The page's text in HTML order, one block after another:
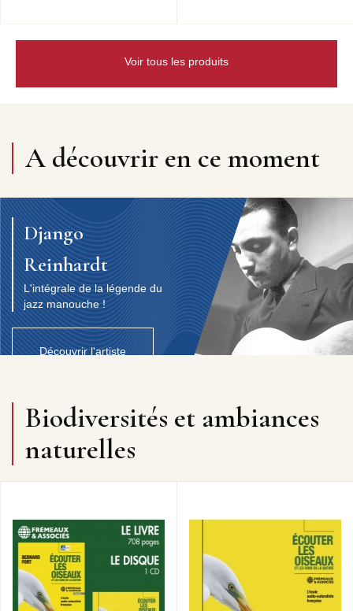
Voir tous les produits
A découvrir en ce moment
Django
Reinhardt
L'intégrale de la légende du
jazz manouche !
Découvrir l'artiste
Biodiversités et ambiances
naturelles